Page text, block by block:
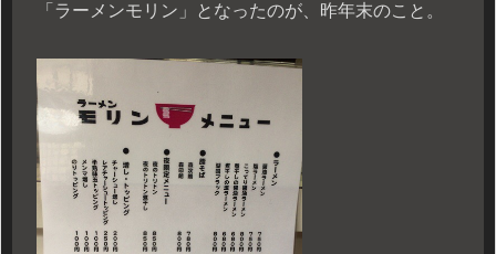
「ラーメンモリン」となったのが、昨年末のこと。